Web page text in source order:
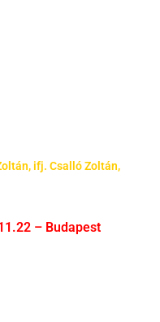
ifj. Csalló Zoltán,
– Budapest